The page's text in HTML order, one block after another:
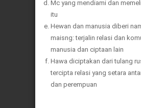
Mc yang mendiami dan
itu
Hewan dan manusia diberi
maisng: terjalin relasi dan
manusia dan ciptaan lain
Hawa diciptakan dari tulang
tercipta relasi yang setara
dan perempuan